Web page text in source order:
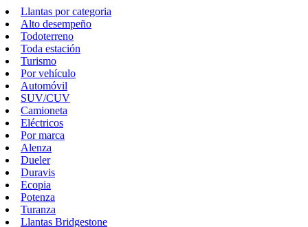
Llantas por categoria
Alto desempeño
Todoterreno
Toda estación
Turismo
Por vehículo
Automóvil
SUV/CUV
Camioneta
Eléctricos
Por marca
Alenza
Dueler
Duravis
Ecopia
Potenza
Turanza
Llantas Bridgestone